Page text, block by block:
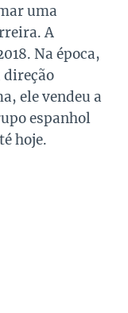
uma
A
Na época,
direção
ele vendeu a
espanhol
hoje.